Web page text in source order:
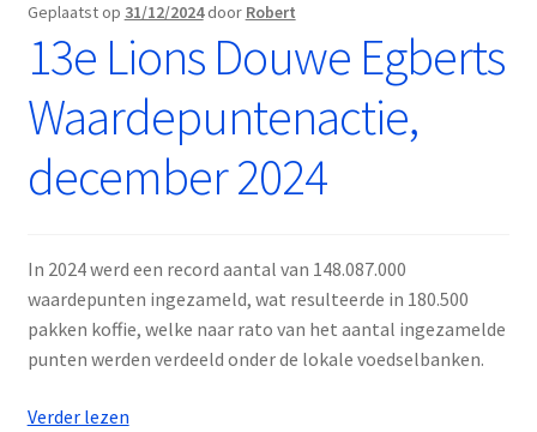
Geplaatst op 31/12/2024 door Robert
13e Lions Douwe Egberts
Waardepuntenactie,
december 2024
In 2024 werd een record aantal van 148.087.000
waardepunten ingezameld, wat resulteerde in 180.500
pakken koffie, welke naar rato van het aantal ingezamelde
punten werden verdeeld onder de lokale voedselbanken.
Verder lezen13e